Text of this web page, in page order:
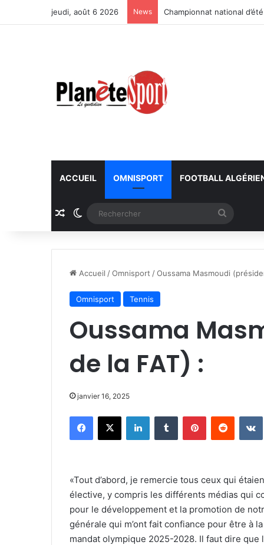
jeudi, août 6 2026 News Championnat national
ACCUEIL OMNISPORT FOOTBALL
Article Aléatoire
Switch skin
Accueil /Omnisport /Oussama Masmoudi
Omnisport Tennis
Oussama
de la FAT) :
janvier 16, 2025
Facebook
X LinkedinTumblr PinterestReddit
«Tout d’abord, je remercie tous ceux qui
élective, y compris les différents médias qui
pour le développement et la promotion de
générale qui m’ont fait confiance pour être à
mandat olympique 2025-2028. Il faut dire que